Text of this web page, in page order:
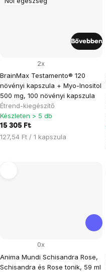
BrainMax Testamento® 120
növényi kapszula + Myo-Inositol
500 mg, 100 növényi kapszula
Étrend-kiegészítő
2x
Készleten > 5 db
15 305 Ft
Egységár:
127,54 Ft / 1 kapszula
Bővebben
Anima Mundi Schisandra Rose,
Schisandra és Rose tonik, 59 ml
0x